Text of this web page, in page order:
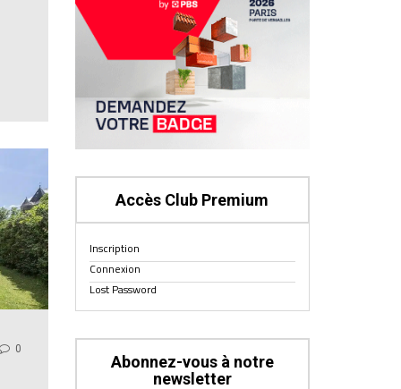
0
Accès Club Premium
Inscription
Connexion
Lost Password
Abonnez-vous à notre
newsletter